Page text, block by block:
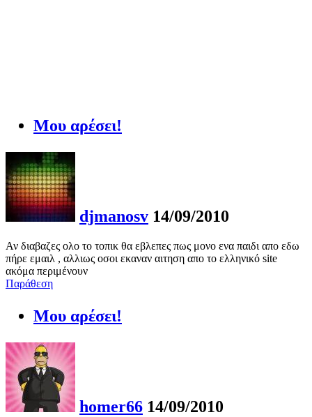
Μου αρέσει!
djmanosv 14/09/2010
Αν διαβαζες ολο το τοπικ θα εβλεπες πως μονο ενα παιδι απο εδω
πήρε εμαιλ , αλλιως οσοι εκαναν αιτηση απο το ελληνικό site
ακόμα περιμένουν
Παράθεση
Μου αρέσει!
homer66 14/09/2010